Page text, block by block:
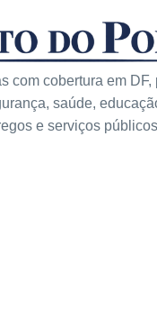
com cobertura em DF,
saúde,
e serviços